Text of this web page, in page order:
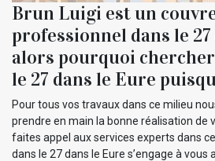
Brun Luigi est un
professionnel dans le
alors pourquoi
le 27 dans le Eure
Pour tous vos travaux dans ce milieu
prendre en main la bonne réalisation de
faites appel aux services experts dans
dans le 27 dans le Eure s’engage à vous